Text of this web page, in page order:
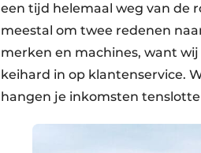
een tijd helemaal weg van de
meestal om twee redenen
merken en machines, want
keihard in op klantenservice.
hangen je inkomsten tenslotte